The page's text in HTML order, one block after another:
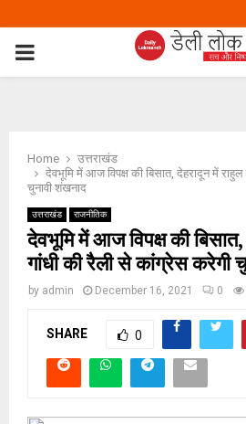
PRIMARY
Home
उत्तराखंड
देवभूमि में आज विपक्ष की बिसात, देहरादून में
चुनावी शंखनाद
उत्तराखंड राजनीतिक
देवभूमि में आज विपक्ष की
गांधी की रैली से कांग्रेस करेगी
by admin December 16, 2021 0
SHARE 0